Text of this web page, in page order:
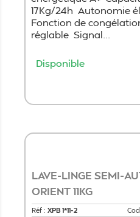
17Kg/24h Autonomie
Fonction de
réglable Signal...
Disponible
LAVE-LINGE SEMI-
ORIENT 11KG
Réf : XPB 1*11-2